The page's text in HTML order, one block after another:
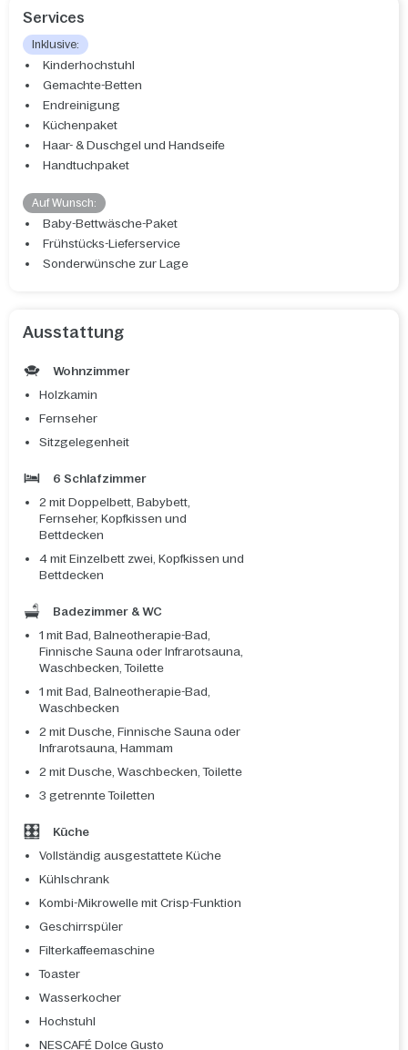
Services
Inklusive:
Kinderhochstuhl
Gemachte-Betten
Endreinigung
Küchenpaket
Haar- & Duschgel und Handseife
Handtuchpaket
Auf Wunsch:
Baby-Bettwäsche-Paket
Frühstücks-Lieferservice
Sonderwünsche zur Lage
Ausstattung
Wohnzimmer
Holzkamin
Fernseher
Sitzgelegenheit
6 Schlafzimmer
2 mit Doppelbett, Babybett,
Fernseher, Kopfkissen und
Bettdecken
4 mit Einzelbett zwei, Kopfkissen und
Bettdecken
Badezimmer & WC
1 mit Bad, Balneotherapie-Bad,
Finnische Sauna oder Infrarotsauna,
Waschbecken, Toilette
1 mit Bad, Balneotherapie-Bad,
Waschbecken
2 mit Dusche, Finnische Sauna oder
Infrarotsauna, Hammam
2 mit Dusche, Waschbecken, Toilette
3 getrennte Toiletten
Küche
Vollständig ausgestattete Küche
Kühlschrank
Kombi-Mikrowelle mit Crisp-Funktion
Geschirrspüler
Filterkaffeemaschine
Toaster
Wasserkocher
Hochstuhl
NESCAFÉ Dolce Gusto